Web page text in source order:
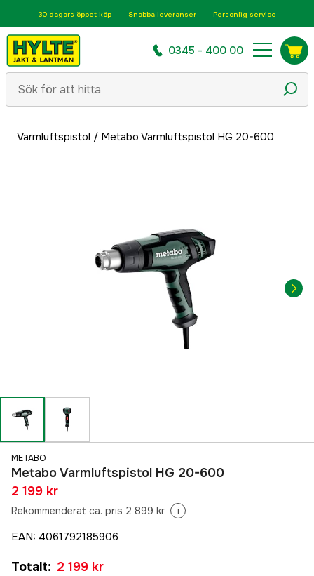
30 dagars öppet köp Snabba leveranser Personlig service
0345 - 400 00
Varmluftspistol / Metabo Varmluftspistol HG 20-600
METABO
Metabo Varmluftspistol HG 20-600
2 199 kr
Rekommenderat ca. pris 2 899 kr i
EAN: 4061792185906
Totalt: 2 199 kr